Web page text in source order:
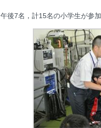
7名，計15名の小学生が参加